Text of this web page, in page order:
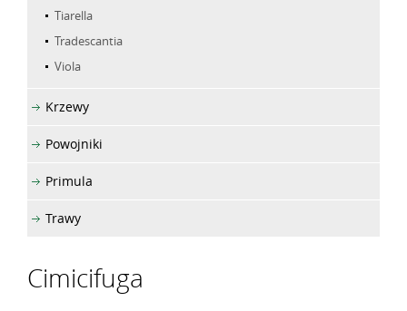
Tiarella
Tradescantia
Viola
Krzewy
Powojniki
Primula
Trawy
Cimicifuga